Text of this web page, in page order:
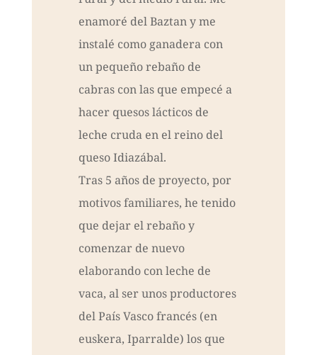
enamoré del Baztan y me
instalé como ganadera con
un pequeño rebaño de
cabras con las que empecé a
hacer quesos lácticos de
leche cruda en el reino del
queso Idiazábal.
Tras 5 años de proyecto, por
motivos familiares, he tenido
que dejar el rebaño y
comenzar de nuevo
elaborando con leche de
vaca, al ser unos productores
del País Vasco francés (en
euskera, Iparralde) los que